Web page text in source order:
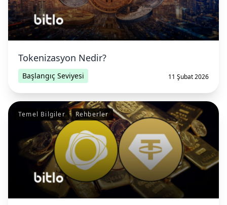
Tokenizasyon Nedir?
Başlangıç Seviyesi 11 Şubat 2026
Temel Bilgiler Rehberler